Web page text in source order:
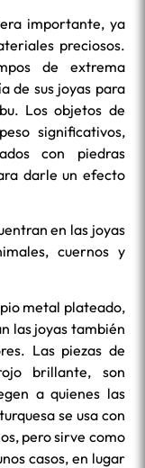
importante, ya
preciosos.
de extrema
de sus joyas para
Los objetos de
significativos,
con piedras
darle un efecto
en las joyas
cuernos y
metal plateado,
las joyas también
Las piezas de
brillante, son
a quienes las
se usa con
pero sirve como
casos, en lugar